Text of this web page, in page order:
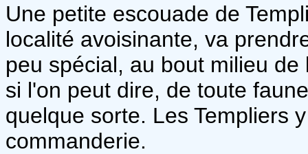
Une petite escouade de
localité avoisinante, va
peu spécial, au bout milieu
si l'on peut dire, de toute
quelque sorte. Les Templiers
commanderie.